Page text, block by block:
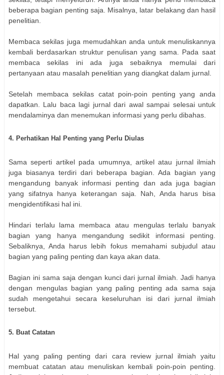
beberapa bagian penting saja. Misalnya, latar belakang dan hasil
penelitian.
Membaca sekilas juga memudahkan anda untuk menuliskannya
kembali berdasarkan struktur penulisan yang sama. Pada saat
membaca sekilas ini ada juga sebaiknya memulai dari
pertanyaan atau masalah penelitian yang diangkat dalam jurnal.
Setelah membaca sekilas catat poin-poin penting yang anda
dapatkan. Lalu baca lagi jurnal dari awal sampai selesai untuk
mendalaminya dan menemukan informasi yang perlu dibahas.
4. Perhatikan Hal Penting yang Perlu Diulas
Sama seperti artikel pada umumnya, artikel atau jurnal ilmiah
juga biasanya terdiri dari beberapa bagian. Ada bagian yang
mengandung banyak informasi penting dan ada juga bagian
yang sifatnya hanya keterangan saja. Nah, Anda harus bisa
mengidentifikasi hal ini.
Hindari terlalu lama membaca atau mengulas terlalu banyak
bagian yang hanya mengandung sedikit informasi penting.
Sebaliknya, Anda harus lebih fokus memahami subjudul atau
bagian yang paling penting dan kaya akan data.
Bagian ini sama saja dengan kunci dari jurnal ilmiah. Jadi hanya
dengan mengulas bagian yang paling penting ada sama saja
sudah mengetahui secara keseluruhan isi dari jurnal ilmiah
tersebut.
5. Buat Catatan
Hal yang paling penting dari cara review jurnal ilmiah yaitu
membuat catatan atau menuliskan kembali poin-poin penting.